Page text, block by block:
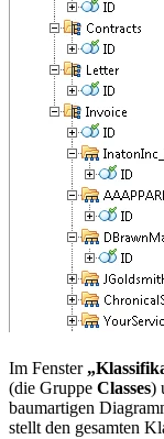
Im Fenster
(die Gruppe Classes)
baumartigen
stellt den gesamten